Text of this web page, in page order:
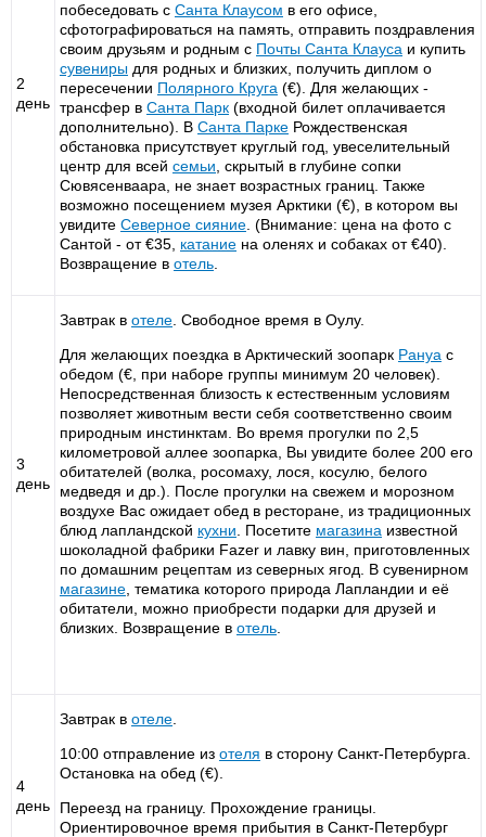
2
день
побеседовать с Санта Клаусом в его офисе,
сфотографироваться на память, отправить поздравления
своим друзьям и родным с Почты Санта Клауса и купить
сувениры для родных и близких, получить диплом о
пересечении Полярного Круга (€). Для желающих -
трансфер в Санта Парк (входной билет оплачивается
дополнительно). В Санта Парке Рождественская
обстановка присутствует круглый год, увеселительный
центр для всей семьи , скрытый в глубине сопки
Сювясенваара, не знает возрастных границ. Также
возможно посещением музея Арктики (€), в котором вы
увидите Северное сияние . (Внимание: цена на фото с
Сантой - от €35, катание на оленях и собаках от €40).
Возвращение в отель
3
день
Завтрак в отеле . Свободное время в Оулу.
Для желающих поездка в Арктический зоопарк Рануа с
обедом (€, при наборе группы минимум 20 человек).
Непосредственная близость к естественным условиям
позволяет животным вести себя соответственно своим
природным инстинктам. Во время прогулки по 2,5
километровой аллее зоопарка, Вы увидите более 200 его
обитателей (волка, росомаху, лося, косулю, белого
медведя и др.). После прогулки на свежем и морозном
воздухе Вас ожидает обед в ресторане, из традиционных
блюд лапландской кухни . Посетите магазина известной
шоколадной фабрики Fazer и лавку вин, приготовленных
по домашним рецептам из северных ягод. В сувенирном
магазине , тематика которого природа Лапландии и её
обитатели, можно приобрести подарки для друзей и
близких. Возвращение в отель
4
день
Завтрак в отеле
10:00 отправление из отеля в сторону Санкт-Петербурга.
Остановка на обед (€).
Переезд на границу. Прохождение границы.
Ориентировочное время прибытия в Санкт-Петербург